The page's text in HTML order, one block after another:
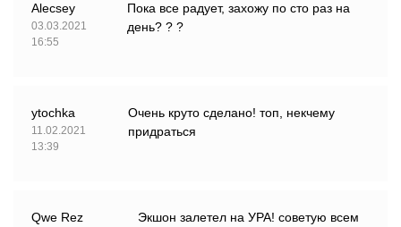
Alecsey
03.03.2021
16:55
Пока все радует, захожу по сто раз на
день? ? ?
ytochka
11.02.2021
13:39
Очень круто сделано! топ, некчему
придраться
Qwe Rez
Экшон залетел на УРА! советую всем